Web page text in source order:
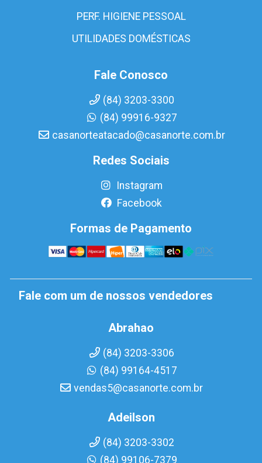
PERF. HIGIENE PESSOAL
UTILIDADES DOMÉSTICAS
Fale Conosco
(84) 3203-3300
(84) 99916-9327
casanorteatacado@casanorte.com.br
Redes Sociais
Instagram
Facebook
Formas de Pagamento
Fale com um de nossos vendedores
Abrahao
(84) 3203-3306
(84) 99164-4517
vendas5@casanorte.com.br
Adeilson
(84) 3203-3302
(84) 99106-7379